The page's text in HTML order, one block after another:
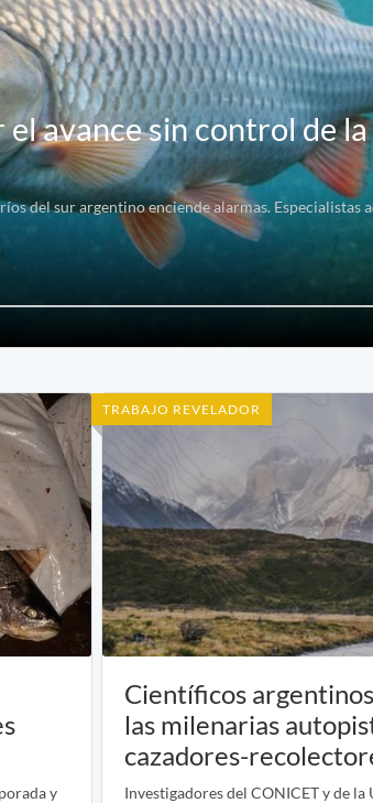
avance sin control de
del sur argentino enciende alarmas. Especialistas
y
TRABAJO REVELADOR
Científicos
las milenarias
cazadores-
Investigadores del CONICET y de